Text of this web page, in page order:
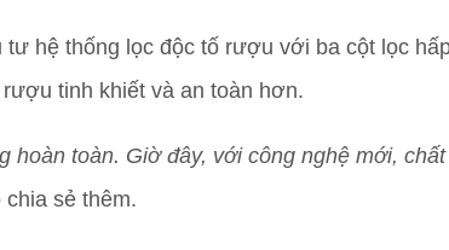
hệ thống lọc độc tố rượu với ba cột lọc
tinh khiết và an toàn hơn.
hoàn toàn. Giờ đây, với công nghệ mới,
sẻ thêm.